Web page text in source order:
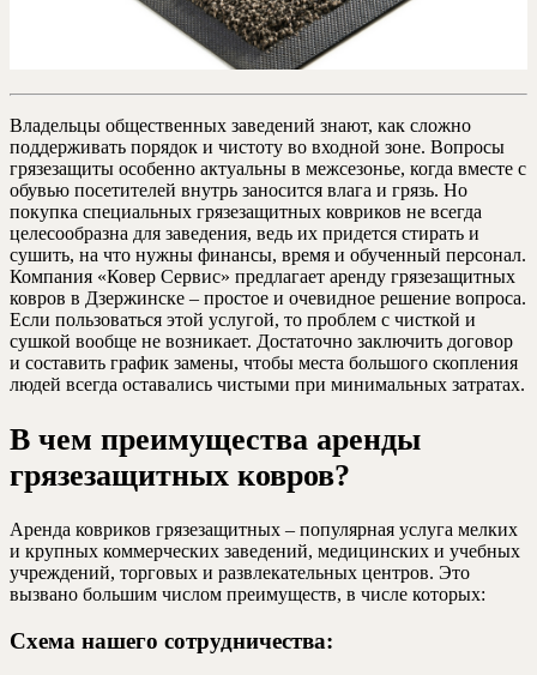
Владельцы общественных заведений знают, как сложно
поддерживать порядок и чистоту во входной зоне. Вопросы
грязезащиты особенно актуальны в межсезонье, когда вместе с
обувью посетителей внутрь заносится влага и грязь. Но
покупка специальных грязезащитных ковриков не всегда
целесообразна для заведения, ведь их придется стирать и
сушить, на что нужны финансы, время и обученный персонал.
Компания «Ковер Сервис» предлагает аренду грязезащитных
ковров в Дзержинске – простое и очевидное решение вопроса.
Если пользоваться этой услугой, то проблем с чисткой и
сушкой вообще не возникает. Достаточно заключить договор
и составить график замены, чтобы места большого скопления
людей всегда оставались чистыми при минимальных затратах.
В чем преимущества аренды
грязезащитных ковров?
Аренда ковриков грязезащитных – популярная услуга мелких
и крупных коммерческих заведений, медицинских и учебных
учреждений, торговых и развлекательных центров. Это
вызвано большим числом преимуществ, в числе которых:
Схема нашего сотрудничества: